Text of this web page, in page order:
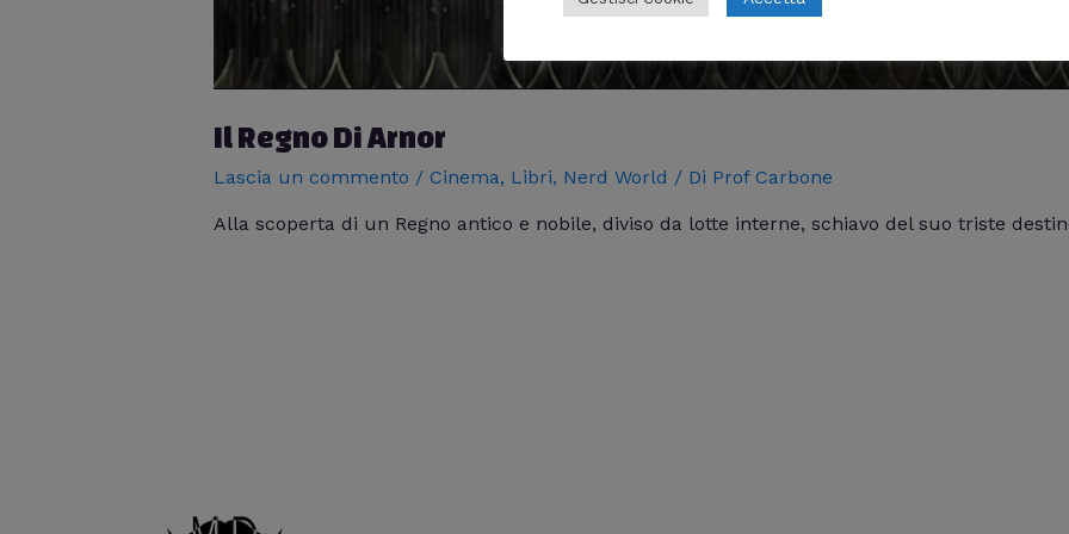
Il Regno Di Arnor
Lascia un commento / Cinema, Libri, Nerd World / Di Prof Carbone
Alla scoperta di un Regno antico e nobile, diviso da lotte interne, schiavo del suo triste